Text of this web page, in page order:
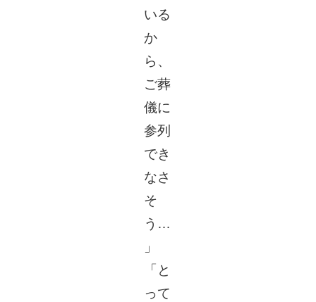
いる
か
ら、
ご葬
儀に
参列
でき
なさ
そ
う…
」
「と
って